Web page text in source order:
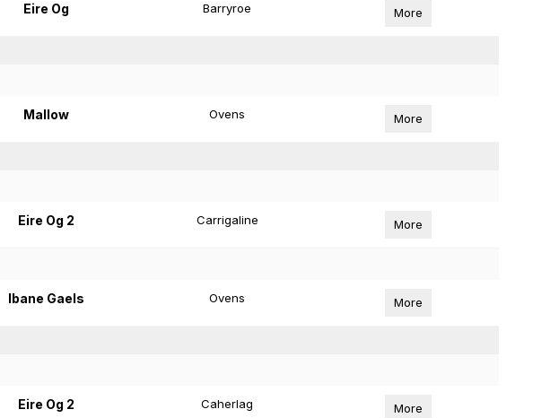
Eire Og Barryroe More
Mallow Ovens More
Eire Og 2 Carrigaline More
Ibane Gaels Ovens More
Eire Og 2 Caherlag More